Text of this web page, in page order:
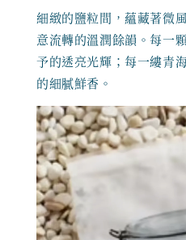
細緻的鹽粒間，蘊藏著微
意流轉的溫潤餘韻。每一
予的透亮光輝；每一縷青
的細膩鮮香。